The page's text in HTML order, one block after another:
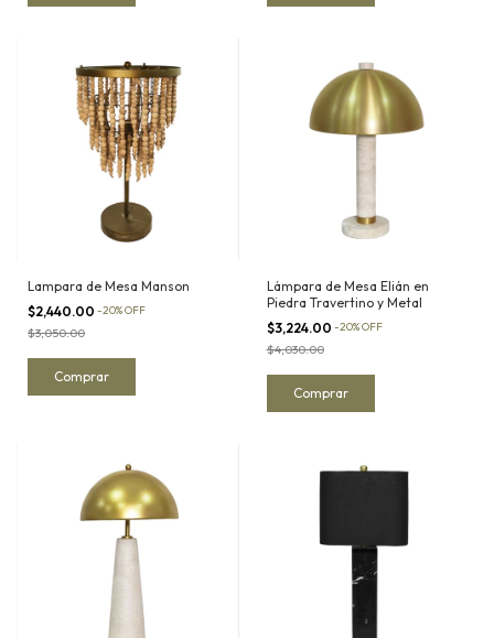
Lampara de Mesa Manson
$2,440.00 -20%OFF
$3,050.00
Lámpara de Mesa Elián en
Piedra Travertino y Metal
$3,224.00 -20%OFF
$4,030.00